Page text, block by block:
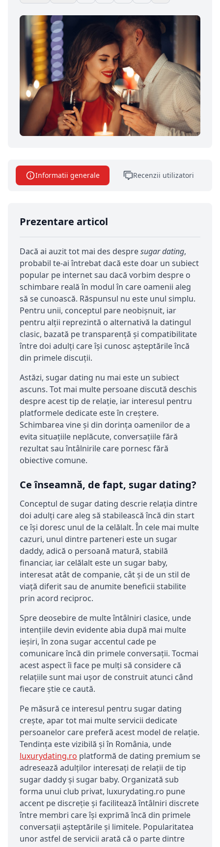
Informatii generale Recenzii utilizatori
Prezentare articol
Dacă ai auzit tot mai des despresugar dating,
probabil te-ai întrebat dacă este doar un subiect
popular pe internet sau dacă vorbim despre o
schimbare reală în modul în care oamenii aleg
să se cunoască. Răspunsul nu este unul simplu.
Pentru unii, conceptul pare neobișnuit, iar
pentru alții reprezintă o alternativă la datingul
clasic, bazată pe transparență și compatibilitate
între doi adulți care își cunosc așteptările încă
din primele discuții.
Astăzi, sugar dating nu mai este un subiect
ascuns. Tot mai multe persoane discută deschis
despre acest tip de relație, iar interesul pentru
platformele dedicate este în creștere.
Schimbarea vine și din dorința oamenilor de a
evita situațiile neplăcute, conversațiile fără
rezultat sau întâlnirile care pornesc fără
obiective comune.
Ce înseamnă, de fapt, sugar dating?
Conceptul de sugar dating descrie relația dintre
doi adulți care aleg să stabilească încă din start
ce își doresc unul de la celălalt. În cele mai multe
cazuri, unul dintre parteneri este un sugar
daddy, adică o persoană matură, stabilă
financiar, iar celălalt este un sugar baby,
interesat atât de companie, cât și de un stil de
viață diferit sau de anumite beneficii stabilite
prin acord reciproc.
Spre deosebire de multe întâlniri clasice, unde
intențiile devin evidente abia după mai multe
ieșiri, în zona sugar accentul cade pe
comunicare încă din primele conversații. Tocmai
acest aspect îi face pe mulți să considere că
relațiile sunt mai ușor de construit atunci când
fiecare știe ce caută.
Pe măsură ce interesul pentru sugar dating
crește, apar tot mai multe servicii dedicate
persoanelor care preferă acest model de relație.
Tendința este vizibilă și în România, unde
luxurydating.ro platformă de dating premium se
adresează adulților interesați de relații de tip
sugar daddy și sugar baby. Organizată sub
forma unui club privat, luxurydating.ro pune
accent pe discreție și facilitează întâlniri discrete
între membri care își exprimă încă din primele
conversații așteptările și limitele. Popularitatea
unor astfel de servicii arată că o parte dintre